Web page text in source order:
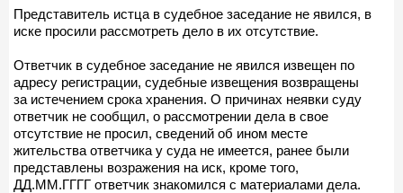
Представитель истца в судебное заседание не явился, в
иске просили рассмотреть дело в их отсутствие.
Ответчик в судебное заседание не явился извещен по
адресу регистрации, судебные извещения возвращены
за истечением срока хранения. О причинах неявки суду
ответчик не сообщил, о рассмотрении дела в свое
отсутствие не просил, сведений об ином месте
жительства ответчика у суда не имеется, ранее были
представлены возражения на иск, кроме того,
ДД.ММ.ГГГГ ответчик знакомился с материалами дела.